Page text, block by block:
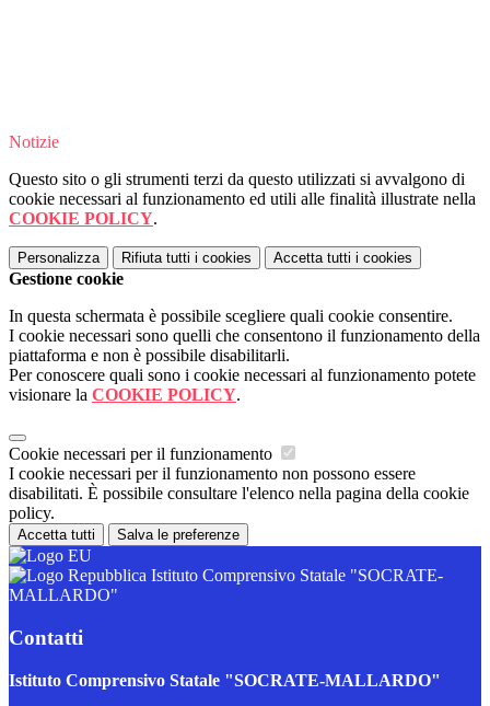
Notizie
Questo sito o gli strumenti terzi da questo utilizzati si avvalgono di
cookie necessari al funzionamento ed utili alle finalità illustrate nella
COOKIE POLICY.
Personalizza Rifiuta tutti i cookies Accetta tutti i cookies
Gestione cookie
In questa schermata è possibile scegliere quali cookie consentire.
I cookie necessari sono quelli che consentono il funzionamento della
piattaforma e non è possibile disabilitarli.
Per conoscere quali sono i cookie necessari al funzionamento potete
visionare la COOKIE POLICY.
Cookie necessari per il funzionamento
I cookie necessari per il funzionamento non possono essere
disabilitati. È possibile consultare l'elenco nella pagina della cookie
policy.
Accetta tutti Salva le preferenze
Istituto Comprensivo Statale "SOCRATE-
MALLARDO"
Contatti
Istituto Comprensivo Statale "SOCRATE-MALLARDO"